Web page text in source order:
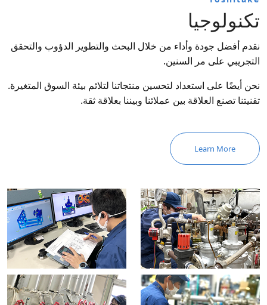
تكنولوجيا
نقدم أفضل جودة وأداء من خلال البحث والتطوير الدؤوب والتحقق
التجريبي على مر السنين.
نحن أيضًا على استعداد لتحسين منتجاتنا لتلائم بيئة السوق المتغيرة.
تقنيتنا تصنع العلاقة بين عملائنا وبيننا بعلاقة ثقة.
Learn More